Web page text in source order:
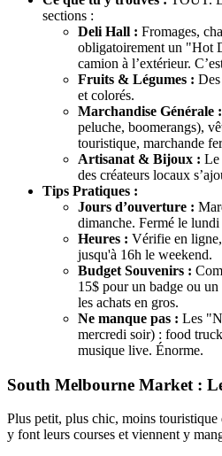
sections :
Deli Hall : Fromages,
obligatoirement un "Hot
camion à l’extérieur.
Fruits & Légumes :
et colorés.
Marchandise Générale :
peluche, boomerangs),
touristique, marchande
Artisanat & Bijoux : Le
des créateurs locaux
Tips Pratiques :
Jours d’ouverture :
dimanche. Fermé le
Heures : Vérifie en
jusqu'à 16h le weekend.
Budget Souvenirs :
15$ pour un badge ou
les achats en gros.
Ne manque pas : Les
mercredi soir) : food
musique live. Énorme.
South Melbourne Market :
Plus petit, plus chic, moins
y font leurs courses et viennent y